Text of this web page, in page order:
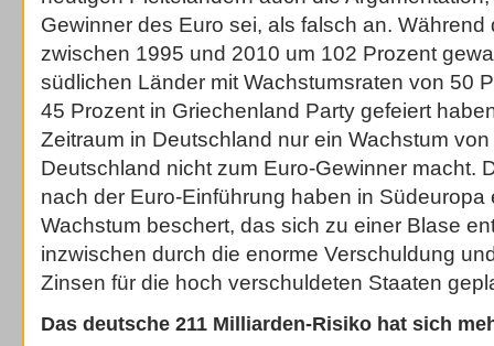
Gewinner des Euro sei, als falsch an. Während
zwischen 1995 und 2010 um 102 Prozent
südlichen Länder mit Wachstumsraten von 50
45 Prozent in Griechenland Party gefeiert
Zeitraum in Deutschland nur ein Wachstum
Deutschland nicht zum Euro-Gewinner macht.
nach der Euro-Einführung haben in Südeuropa
Wachstum beschert, das sich zu einer Blase
inzwischen durch die enorme Verschuldung
Zinsen für die hoch verschuldeten Staaten
Das deutsche 211 Milliarden-Risiko hat sich